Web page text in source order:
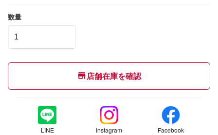
数量
店舗在庫を確認
LINE Instagram Facebook